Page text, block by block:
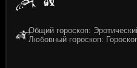
Общий гороскоп:
Любовный гороскоп: